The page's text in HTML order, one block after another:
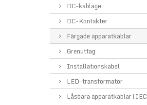
DC-kablage
DC-Kontakter
Färgade apparatkablar
Grenuttag
Installationskabel
LED-transformator
Låsbara apparatkablar (IEC